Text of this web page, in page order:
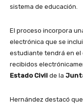
sistema de educación.
El proceso incorpora
electrónica que se
estudiante tendrá en el
recibidos
Estado Civil de la
Hernández destacó